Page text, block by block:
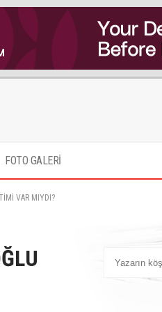
FOTO GALERİ
VAR MIYDI?